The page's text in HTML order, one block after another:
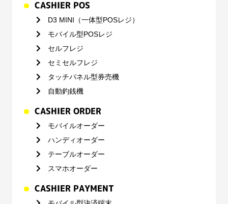
CASHIER POS
D3 MINI（一体型POSレジ）
モバイル型POSレジ
セルフレジ
セミセルフレジ
タッチパネル型券売機
自動釣銭機
CASHIER ORDER
モバイルオーダー
ハンディオーダー
テーブルオーダー
スマホオーダー
CASHIER PAYMENT